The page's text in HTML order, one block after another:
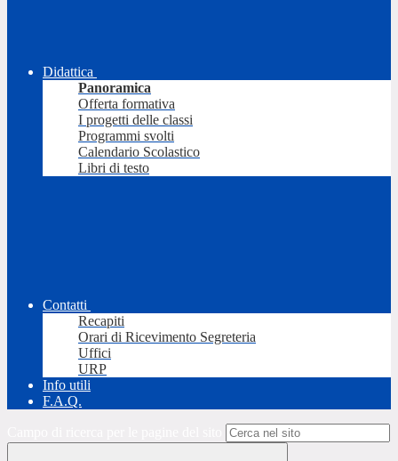
Didattica
Panoramica
Offerta formativa
I progetti delle classi
Programmi svolti
Calendario Scolastico
Libri di testo
Contatti
Recapiti
Orari di Ricevimento Segreteria
Uffici
URP
Info utili
F.A.Q.